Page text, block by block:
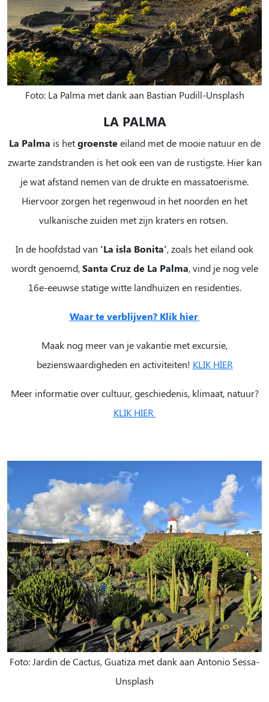
Foto: La Palma met dank aan Bastian Pudill-Unsplash
LA PALMA
La Palma is hetgroensteeiland met de mooie natuur en de
zwarte zandstranden is het ook een van de rustigste. Hier kan
je wat afstand nemen van de drukte en massatoerisme.
Hiervoor zorgen het regenwoud in het noorden en het
vulkanische zuiden met zijn kraters en rotsen.
In de hoofdstad van 'La isla Bonita', zoals het eiland ook
wordt genoemd,Santa Cruz de La Palma, vind je nog vele
16e-eeuwse statige witte landhuizen en residenties.
Waar te verblijven? Klik hier
Maak nog meer van je vakantie met excursie,
bezienswaardigheden en activiteiten! KLIK HIER
Meer informatie over cultuur, geschiedenis, klimaat, natuur?
KLIK HIER
Foto: Jardin de Cactus, Guatiza met dank aan Antonio Sessa-
Unsplash